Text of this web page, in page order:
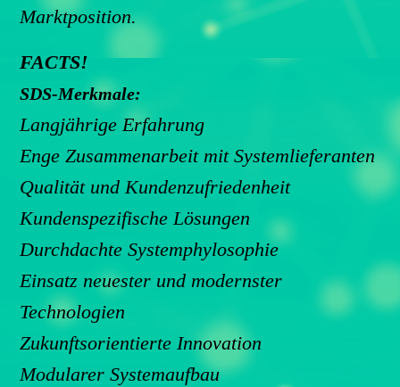
Marktposition.
FACTS!
SDS-Merkmale:
Langjährige Erfahrung
Enge Zusammenarbeit mit Systemlieferanten
Qualität und Kundenzufriedenheit
Kundenspezifische Lösungen
Durchdachte Systemphylosophie
Einsatz neuester und modernster
Technologien
Zukunftsorientierte Innovation
Modularer Systemaufbau